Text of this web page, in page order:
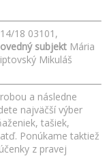
18 03101,
subjekt Mária
Mikuláš
a následne
najväčší výber
tašiek,
Ponúkame taktiež
z pravej